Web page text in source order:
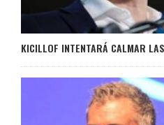
KICILLOF INTENTARÁ CALMAR